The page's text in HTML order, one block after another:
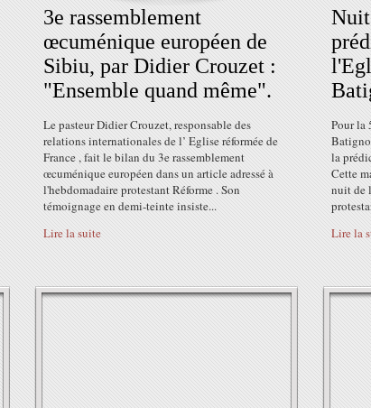
3e rassemblement
œcuménique européen de
Sibiu, par Didier Crouzet :
"Ensemble quand même".
Le pasteur Didier Crouzet, responsable des
relations internationales de l’ Eglise réformée de
France , fait le bilan du 3e rassemblement
œcuménique européen dans un article adressé à
l'hebdomadaire protestant Réforme . Son
témoignage en demi-teinte insiste...
Lire la suite
Pour la
la
Cette
nuit de
Lire la